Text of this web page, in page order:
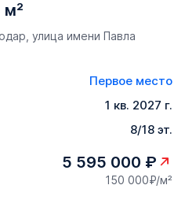
м²
улица имени Павла
Первое место
1 кв. 2027 г.
8/18 эт.
5 595 000 ₽
150 000₽/м²